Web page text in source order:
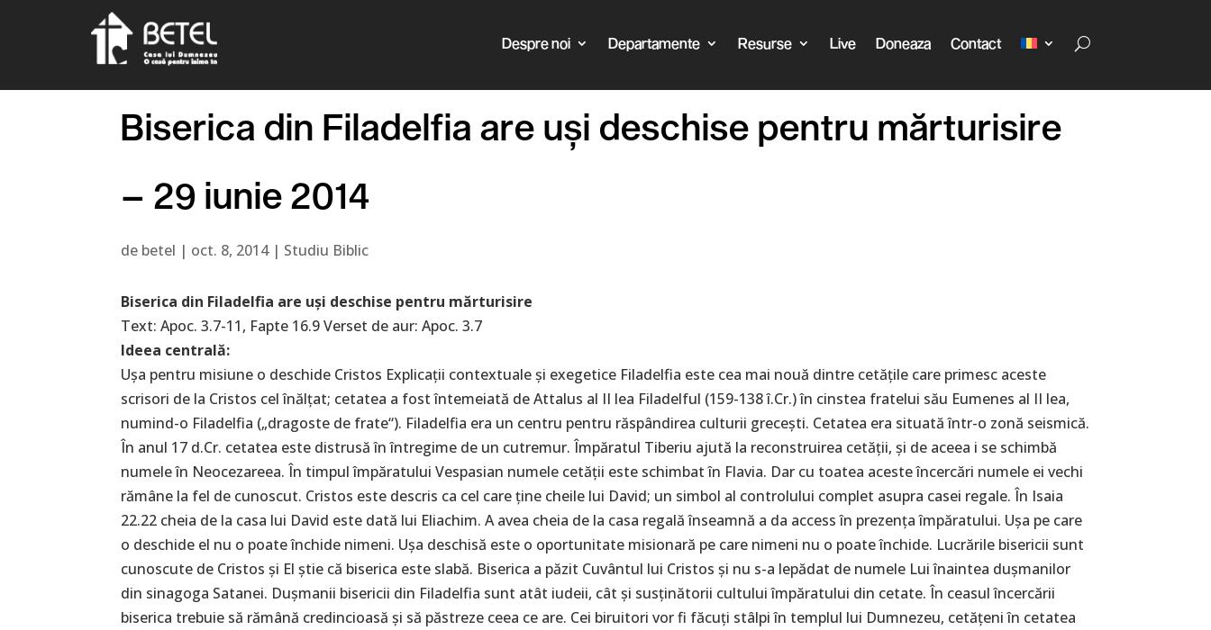
Despre noi Departamente Resurse Live Doneaza Contact
Biserica din Filadelfia are uși deschise pentru mărturisire
– 29 iunie 2014
de betel | oct. 8, 2014| Studiu Biblic
Biserica din Filadelfia are uși deschise pentru mărturisire
Text: Apoc. 3.7-11, Fapte 16.9 Verset de aur: Apoc. 3.7
Ideea centrală:
Ușa pentru misiune o deschide Cristos Explicații contextuale și exegetice Filadelfia este cea mai nouă dintre cetățile care primesc aceste
scrisori de la Cristos cel înălțat; cetatea a fost întemeiată de Attalus al II lea Filadelful (159-138 î.Cr.) în cinstea fratelui său Eumenes al II lea,
numind-o Filadelfia („dragoste de frate“). Filadelfia era un centru pentru răspândirea culturii grecești. Cetatea era situată într-o zonă seismică.
În anul 17 d.Cr. cetatea este distrusă în întregime de un cutremur. Împăratul Tiberiu ajută la reconstruirea cetății, și de aceea i se schimbă
numele în Neocezareea. În timpul împăratului Vespasian numele cetății este schimbat în Flavia. Dar cu toatea aceste încercări numele ei vechi
rămâne la fel de cunoscut. Cristos este descris ca cel care ține cheile lui David; un simbol al controlului complet asupra casei regale. În Isaia
22.22 cheia de la casa lui David este dată lui Eliachim. A avea cheia de la casa regală înseamnă a da access în prezența împăratului. Ușa pe care
o deschide el nu o poate închide nimeni. Ușa deschisă este o oportunitate misionară pe care nimeni nu o poate închide. Lucrările bisericii sunt
cunoscute de Cristos și El știe că biserica este slabă. Biserica a păzit Cuvântul lui Cristos și nu s-a lepădat de numele Lui înaintea dușmanilor
din sinagoga Satanei. Dușmanii bisericii din Filadelfia sunt atât iudeii, cât și susținătorii cultului împăratului din cetate. În ceasul încercării
biserica trebuie să rămână credincioasă și să păstreze ceea ce are. Cei biruitori vor fi făcuți stâlpi în templul lui Dumnezeu, cetățeni în cetatea